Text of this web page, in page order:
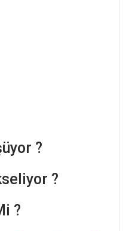
?
?
?